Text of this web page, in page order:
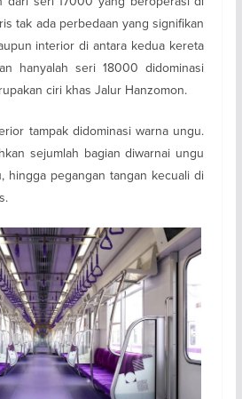
tak ada perbedaan yang signifikan
interior di antara kedua kereta
hanyalah seri 18000 didominasi
ciri khas Jalur Hanzomon.
tampak didominasi warna ungu.
sejumlah bagian diwarnai ungu
hingga pegangan tangan kecuali di